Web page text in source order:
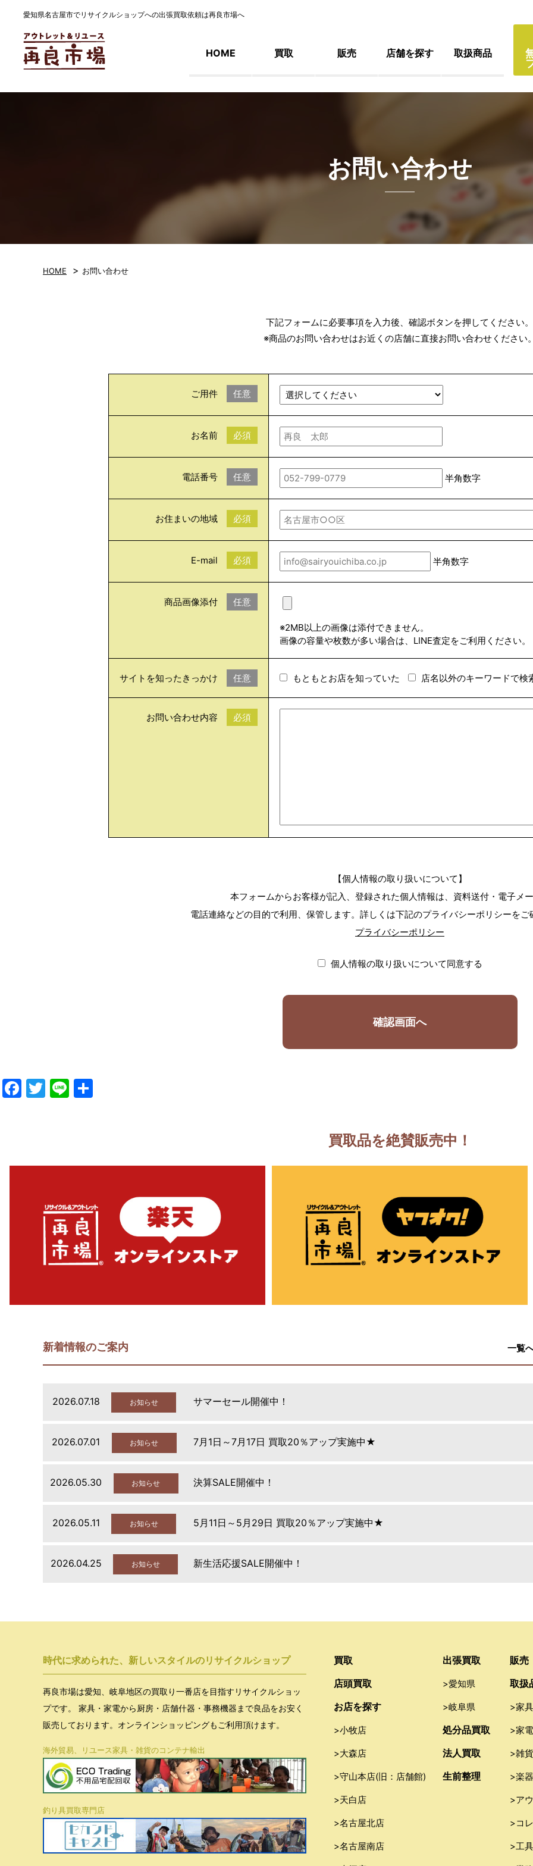
愛知県名古屋市でリサイクルショップへの出張買取依頼は再良市場へ
HOME 買取 販売 店舗を探す 取扱商品
お問い合わせ
HOME > お問い合わせ
下記フォームに必要事項を入力後、確認ボタンを押してください。
※商品のお問い合わせはお近くの店舗に直接お問い合わせください
ご用件 任意
お名前 必須
電話番号 任意 半角数字
お住まいの地域 必須
E-mail 必須 半角数字
商品画像添付 任意
※2MB以上の画像は添付できません。
画像の容量や枚数が多い場合は、LINE査定をご利用ください。
サイトを知ったきっかけ 任意 もともとお店を知っていた 店名以外のキーワードで検
お問い合わせ内容 必須
【個人情報の取り扱いについて】
本フォームからお客様が記入、登録された個人情報は、資料送付・電子メ
電話連絡などの目的で利用、保管します。詳しくは下記のプライバシーポリシーをご
プライバシーポリシー
個人情報の取り扱いについて同意する
Facebook
Twitter
Line
買取品を絶賛販売中！
新着情報のご案内 一覧
2026.07.18 お知らせ サマーセール開催中！
2026.07.01 お知らせ 7月1日～7月17日 買取20％アップ実施中★
2026.05.30 お知らせ 決算SALE開催中！
2026.05.11 お知らせ 5月11日～5月29日 買取20％アップ実施中★
2026.04.25 お知らせ 新生活応援SALE開催中！
時代に求められた、新しいスタイルのリサイクルショップ
再良市場は愛知、岐阜地区の買取り一番店を目指すリサイクルショッ
プです。 家具・家電から厨房・店舗什器・事務機器まで良品をお安く
販売しております。オンラインショッピングもご利用頂けます。
海外貿易、リユース家具・雑貨のコンテナ輸出
釣り具買取専門店
買取
店頭買取
お店を探す
>小牧店
>大森店
>守山本店(旧：店舗館)
>天白店
>名古屋北店
>名古屋南店
出張買取
>愛知県
>岐阜県
処分品買取
法人買取
生前整理
販売
取扱
>家
>家
>雑
>楽器
>ア
>コ
>工